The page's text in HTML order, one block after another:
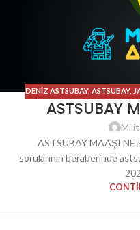
DENIZ ASTSUBAY, ASTSUBAY,
ASTSUBAY
ASTSUBAY MAAŞI NE
sorularının beraberinde